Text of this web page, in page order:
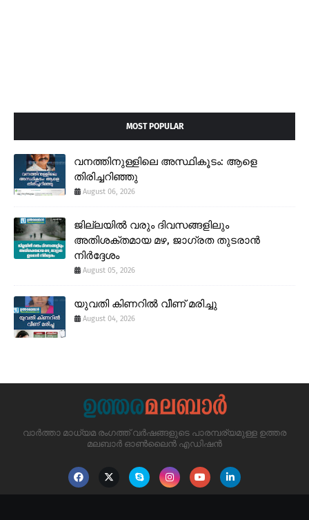
MOST POPULAR
വനത്തിനുള്ളിലെ അസ്ഥികൂടം: ആളെ
തിരിച്ചറിഞ്ഞു
August 06, 2026
ജില്ലയിൽ വരും ദിവസങ്ങളിലും
അതിശക്തമായ മഴ, ജാഗ്രത തുടരാൻ
നിർദ്ദേശം
August 05, 2026
യുവതി കിണറിൽ വീണ് മരിച്ചു
August 04, 2026
വാർത്താ മാധ്യമ രംഗത്ത് വർഷങ്ങളുടെ പാരമ്പര്യമുള്ള ഉത്തര
മലബാർ ഓൺലൈൻ എഡിഷൻ